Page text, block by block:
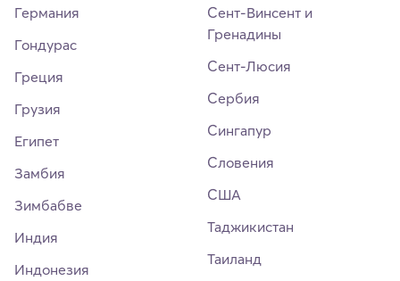
Германия
Гондурас
Греция
Грузия
Египет
Замбия
Зимбабве
Индия
Индонезия
Сент-Винсент и
Гренадины
Сент-Люсия
Сербия
Сингапур
Словения
США
Таджикистан
Таиланд